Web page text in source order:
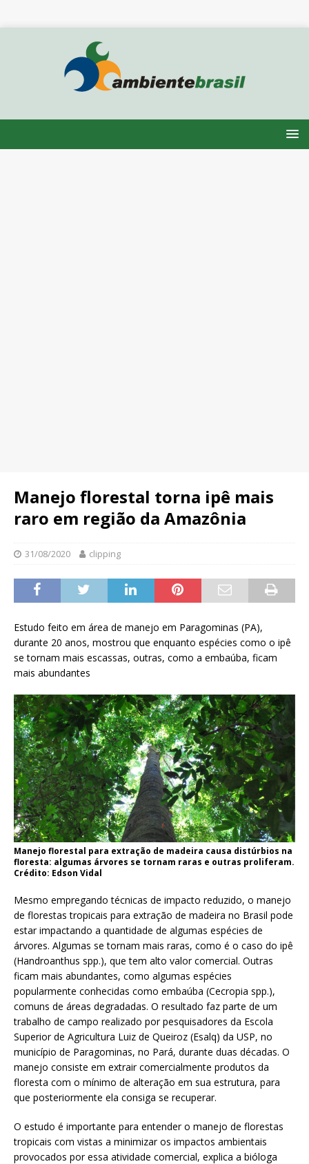
Manejo florestal torna ipê mais
raro em região da Amazônia
31/08/2020 clipping
Estudo feito em área de manejo em Paragominas (PA),
durante 20 anos, mostrou que enquanto espécies como o ipê
se tornam mais escassas, outras, como a embaúba, ficam
mais abundantes
Manejo florestal para extração de madeira causa distúrbios na
floresta: algumas árvores se tornam raras e outras proliferam.
Crédito: Edson Vidal
Mesmo empregando técnicas de impacto reduzido, o manejo
de florestas tropicais para extração de madeira no Brasil pode
estar impactando a quantidade de algumas espécies de
árvores. Algumas se tornam mais raras, como é o caso do ipê
(Handroanthus spp.), que tem alto valor comercial. Outras
ficam mais abundantes, como algumas espécies
popularmente conhecidas como embaúba (Cecropia spp.),
comuns de áreas degradadas. O resultado faz parte de um
trabalho de campo realizado por pesquisadores da Escola
Superior de Agricultura Luiz de Queiroz (Esalq) da USP, no
município de Paragominas, no Pará, durante duas décadas. O
manejo consiste em extrair comercialmente produtos da
floresta com o mínimo de alteração em sua estrutura, para
que posteriormente ela consiga se recuperar.
O estudo é importante para entender o manejo de florestas
tropicais com vistas a minimizar os impactos ambientais
provocados por essa atividade comercial, explica a bióloga